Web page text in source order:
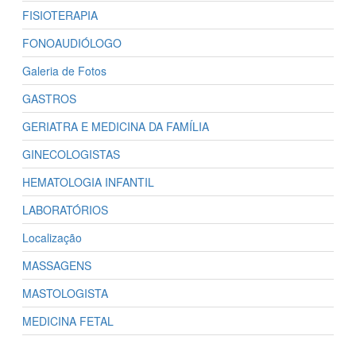
FISIOTERAPIA
FONOAUDIÓLOGO
Galeria de Fotos
GASTROS
GERIATRA E MEDICINA DA FAMÍLIA
GINECOLOGISTAS
HEMATOLOGIA INFANTIL
LABORATÓRIOS
Localização
MASSAGENS
MASTOLOGISTA
MEDICINA FETAL